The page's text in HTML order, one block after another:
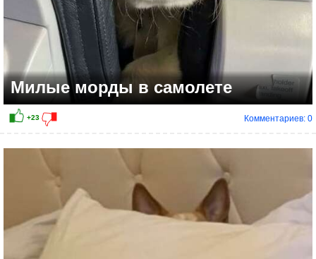
+24
Милые морды в самолете
Комментариев: 0